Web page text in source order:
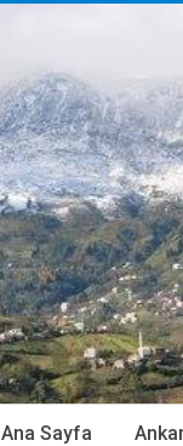
Ana Sayfa